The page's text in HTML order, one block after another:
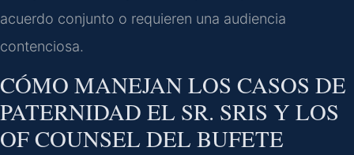
acuerdo conjunto o requieren una audiencia
contenciosa.
CÓMO MANEJAN LOS CASOS DE
PATERNIDAD EL SR. SRIS Y LOS
OF COUNSEL DEL BUFETE